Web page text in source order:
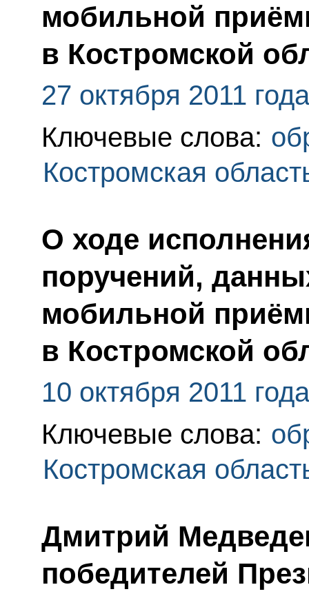
мобильной
в Костромской
27 октября 2011 года
Ключевые слова:
Костромская
О ходе
поручений,
мобильной
в Костромской
10 октября 2011 года
Ключевые слова:
Костромская
Дмитрий
победителей